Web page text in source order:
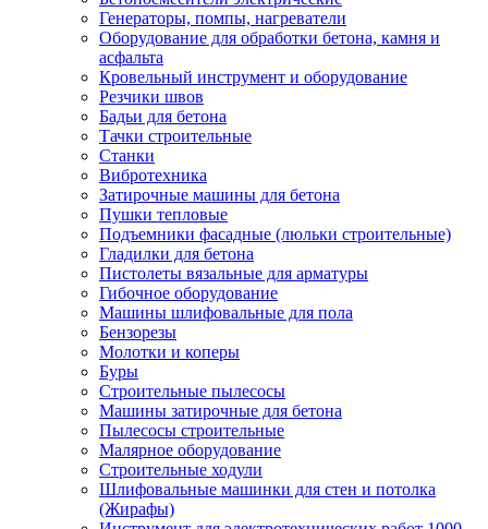
Генераторы, помпы, нагреватели
Оборудование для обработки бетона, камня и
асфальта
Кровельный инструмент и оборудование
Резчики швов
Бадьи для бетона
Тачки строительные
Станки
Вибротехника
Затирочные машины для бетона
Пушки тепловые
Подъемники фасадные (люльки строительные)
Гладилки для бетона
Пистолеты вязальные для арматуры
Гибочное оборудование
Машины шлифовальные для пола
Бензорезы
Молотки и коперы
Буры
Строительные пылесосы
Машины затирочные для бетона
Пылесосы строительные
Малярное оборудование
Строительные ходули
Шлифовальные машинки для стен и потолка
(Жирафы)